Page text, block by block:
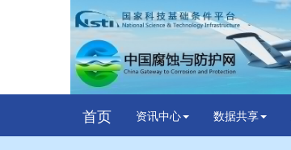
首页 资讯中心 数据共享